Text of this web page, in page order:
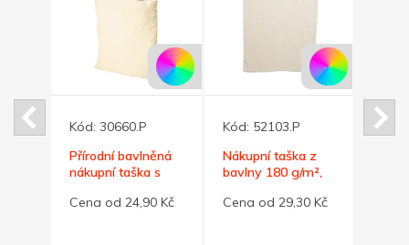
Kód: 30660.P
Přírodní bavlněná
nákupní taška s
140g/m2
Cena od 24,90 Kč
Kód: 52103.P
Nákupní taška z
bavlny 180 g/m²,
Cena od 29,30 Kč
Kód: